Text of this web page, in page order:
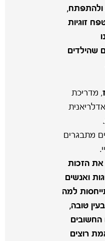
ולהתפתח,
זוגיות
שהילדים
, מדריכת
מתבגרים
את הזכות
ואנשים
למה
טובה,
החשובים
רוצים